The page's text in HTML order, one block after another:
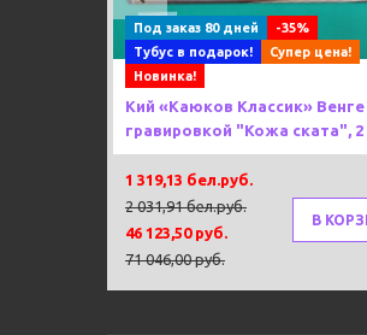
Под заказ 80 дней
-35%
Тубус в подарок!
Супер цена!
Новинка!
Кий «Каюков Классик» Венге
гравировкой "Кожа ската", 2
1 319,13 бел.руб.
2 031,91 бел.руб.
46 123,50 руб.
71 046,00 руб.
В